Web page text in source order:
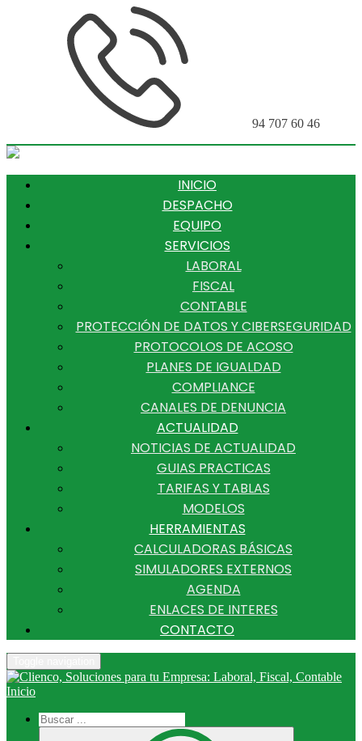
94 707 60 46
INICIO
DESPACHO
EQUIPO
SERVICIOS
LABORAL
FISCAL
CONTABLE
PROTECCIÓN DE DATOS Y CIBERSEGURIDAD
PROTOCOLOS DE ACOSO
PLANES DE IGUALDAD
COMPLIANCE
CANALES DE DENUNCIA
ACTUALIDAD
NOTICIAS DE ACTUALIDAD
GUIAS PRACTICAS
TARIFAS Y TABLAS
MODELOS
HERRAMIENTAS
CALCULADORAS BÁSICAS
SIMULADORES EXTERNOS
AGENDA
ENLACES DE INTERES
CONTACTO
Inicio